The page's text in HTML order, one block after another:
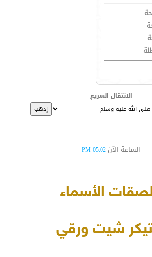
الانتقال السريع
الساعة الآن 05:02 PM
الأسماء
شيت ورقي